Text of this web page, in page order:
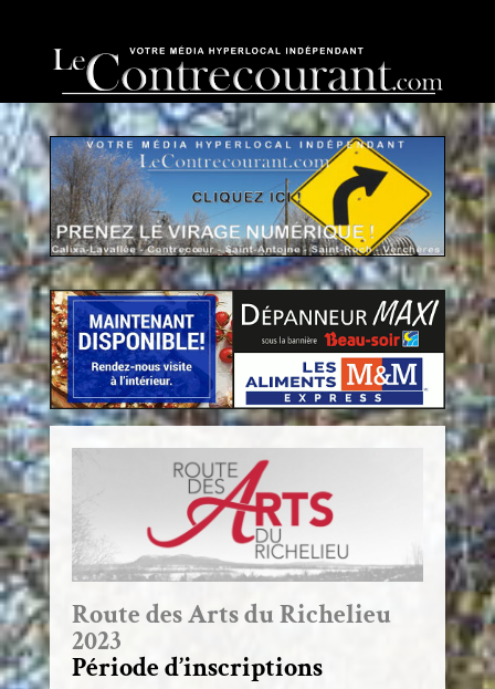
Route des Arts du Richelieu
2023
Période d’inscriptions